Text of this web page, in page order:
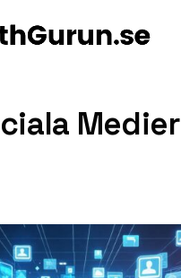
Medier